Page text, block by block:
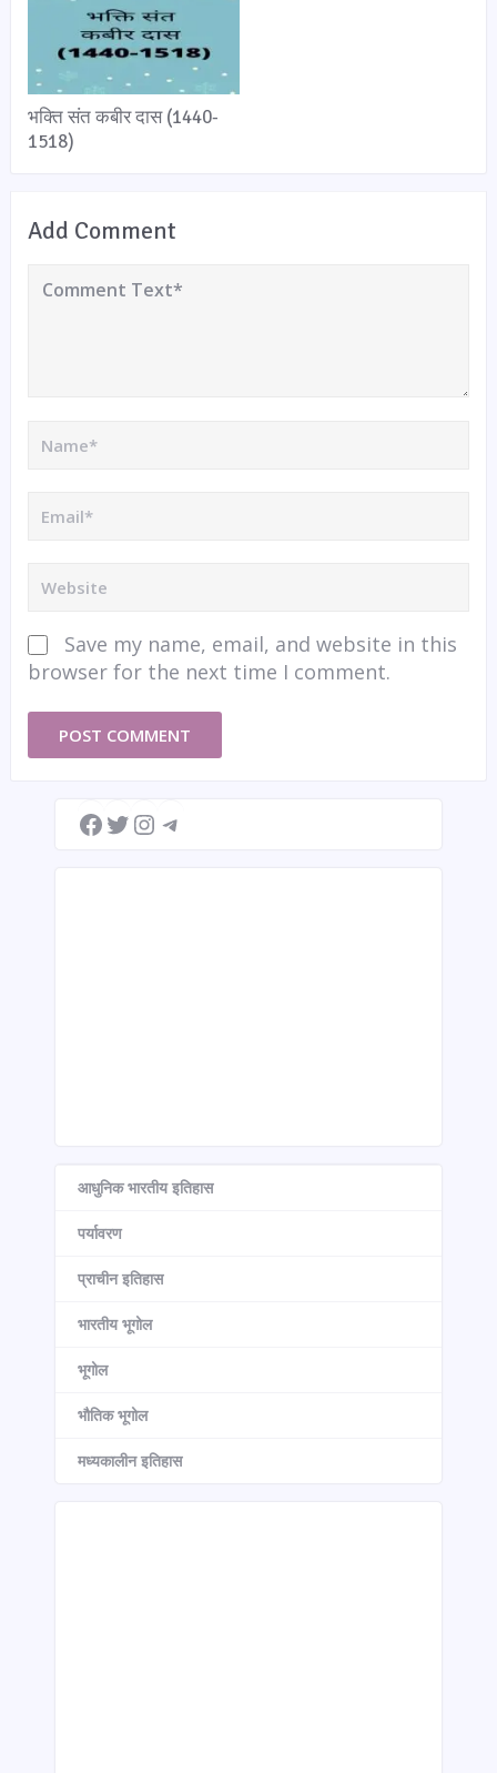
भक्ति संत कबीर दास (1440-
1518)
Add Comment
Save my name, email, and website in this
browser for the next time I comment.
Facebook
TwitterInstagram
आधुनिक भारतीय इतिहास
पर्यावरण
प्राचीन इतिहास
भारतीय भूगोल
भूगोल
भौतिक भूगोल
मध्यकालीन इतिहास